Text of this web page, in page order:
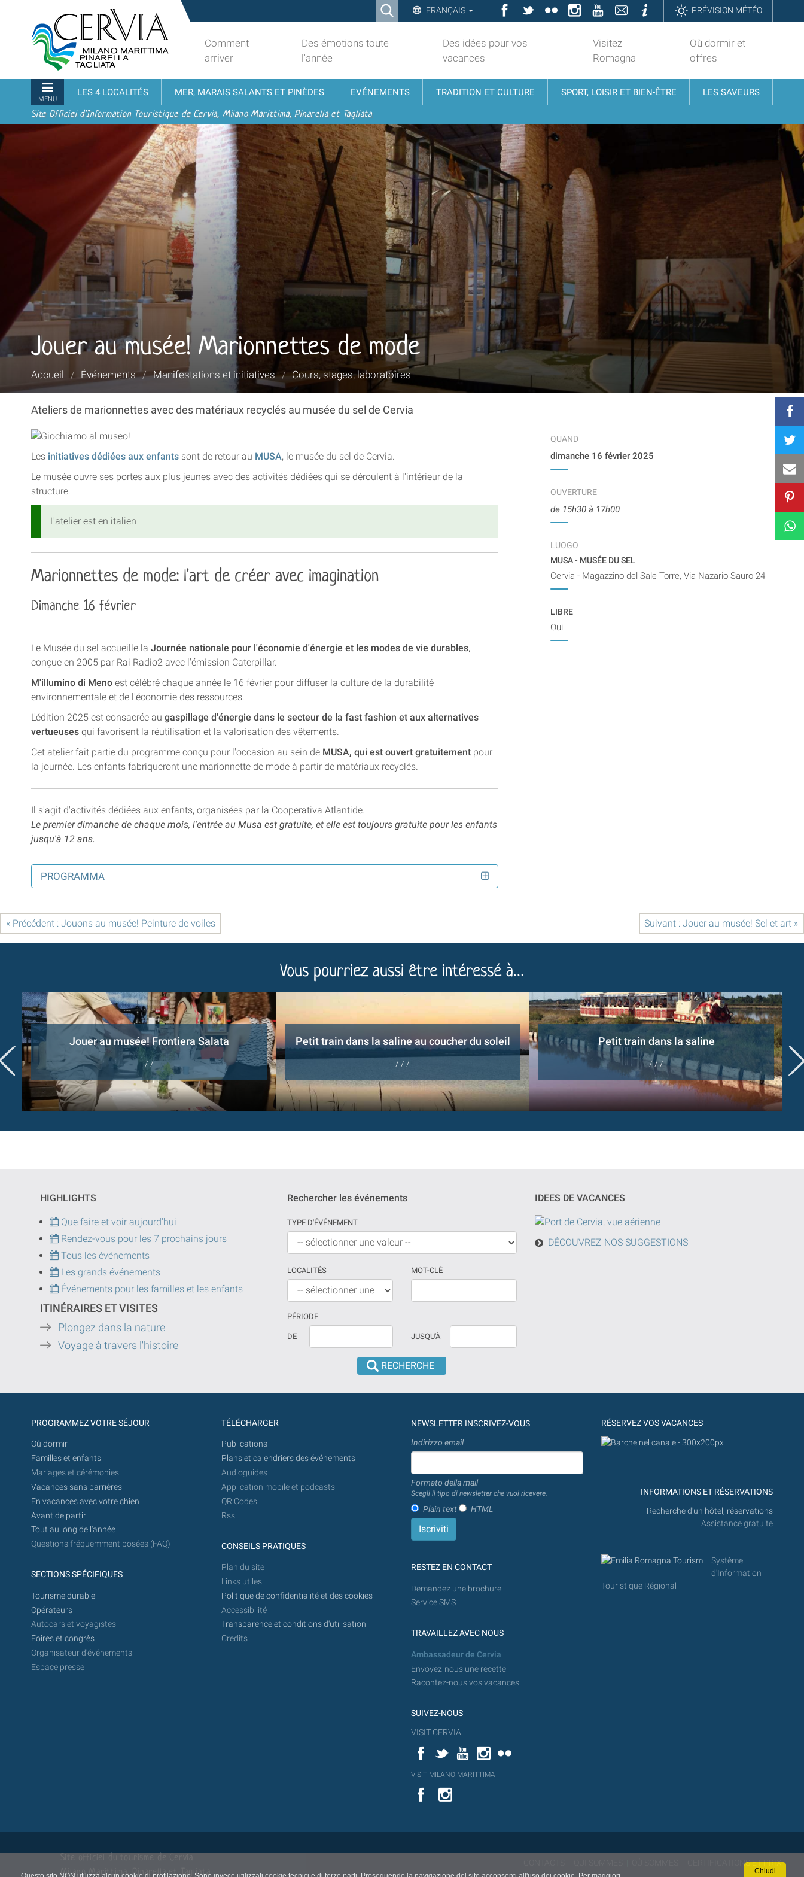
Chiudi
contenu.
à
navigation
Ricerca
Search…
FRANÇAIS Facebook
TwitterFlickrInstagramYouTubeContattiInformazioniPRÉVISION MÉTÉO
turistico
ufficiale
Cervia,
Milano
Marittima,
Pinarella,
Tagliata
Comment
arriver
Des émotions toute
l'année
Des idées pour vos
vacances
Visitez
Romagna
Où dormir et
offres
Navigation
MENU
LES 4 LOCALITÉS MER, MARAIS SALANTS ET PINÈDES EVÉNEMENTS TRADITION ET CULTURE SPORT, LOISIR ET BIEN-ÊTRE LES SAVEURS
Site Officiel d'Information Touristique de Cervia, Milano Marittima, Pinarella et Tagliata
Jouer au musée! Marionnettes de mode
Vous
êtes
Accueil / Événements / Manifestations et initiatives / Cours, stages, laboratoires
Ateliers de marionnettes avec des matériaux recyclés au musée du sel de Cervia
Les initiatives dédiées aux enfants sont de retour au MUSA, le musée du sel de Cervia.
Le musée ouvre ses portes aux plus jeunes avec des activités dédiées qui se déroulent à l'intérieur de la
structure.
L'atelier est en italien
Marionnettes de mode: l'art de créer avec imagination
Dimanche 16 février
Le Musée du sel accueille la Journée nationale pour l'économie d'énergie et les modes de vie durables,
conçue en 2005 par Rai Radio2 avec l'émission Caterpillar.
M'illumino di Meno est célébré chaque année le 16 février pour diffuser la culture de la durabilité
environnementale et de l'économie des ressources.
L'édition 2025 est consacrée au gaspillage d'énergie dans le secteur de la fast fashion et aux alternatives
vertueuses qui favorisent la réutilisation et la valorisation des vêtements.
Cet atelier fait partie du programme conçu pour l'occasion au sein de MUSA, qui est ouvert gratuitement pour
la journée. Les enfants fabriqueront une marionnette de mode à partir de matériaux recyclés.
Il s'agit d'activités dédiées aux enfants, organisées par la Cooperativa Atlantide.
Le premier dimanche de chaque mois, l'entrée au Musa est gratuite, et elle est toujours gratuite pour les enfants
jusqu'à 12 ans.
PROGRAMMA
QUAND
dimanche 16 février 2025
OUVERTURE
de 15h30 à 17h00
LUOGO
MUSA - MUSÉE DU SEL
Cervia - Magazzino del Sale Torre, Via Nazario Sauro 24
LIBRE
Oui
« Précédent : Jouons au musée! Peinture de voiles Suivant : Jouer au musée! Sel et art »
Vous pourriez aussi être intéressé à…
Jouer au musée! Frontiera Salata
/ /
Petit train dans la saline au coucher du soleil
/ / /
Petit train dans la saline
/ / /
HIGHLIGHTS
Que faire et voir aujourd'hui
Rendez-vous pour les 7 prochains jours
Tous les événements
Les grands événements
Événements pour les familles et les enfants
ITINÉRAIRES ET VISITES
Plongez dans la nature
Voyage à travers l'histoire
Rechercher les événements
TYPE D'ÉVÉNEMENT
LOCALITÉS MOT-CLÉ
PÉRIODE
Si
aucune
à
d'aujourd'hui
La
DE JUSQU'À
IDEES DE VACANCES
DÉCOUVREZ NOS SUGGESTIONS
PROGRAMMEZ VOTRE SÉJOUR
Où dormir
Familles et enfants
Mariages et cérémonies
Vacances sans barrières
En vacances avec votre chien
Avant de partir
Tout au long de l'année
Questions fréquemment posées (FAQ)
SECTIONS SPÉCIFIQUES
Tourisme durable
Opérateurs
Autocars et voyagistes
Foires et congrès
Organisateur d'événements
Espace presse
TÉLÉCHARGER
Publications
Plans et calendriers des événements
Audioguides
Application mobile et podcasts
QR Codes
Rss
CONSEILS PRATIQUES
Plan du site
Links utiles
Politique de confidentialité et des cookies
Accessibilité
Transparence et conditions d'utilisation
Credits
NEWSLETTER INSCRIVEZ-VOUS
Indirizzo email
Formato della mail
Scegli il tipo di newsletter che vuoi ricevere.
Plain text HTML
RESTEZ EN CONTACT
Demandez une brochure
Service SMS
TRAVAILLEZ AVEC NOUS
Ambassadeur de Cervia
Envoyez-nous une recette
Racontez-nous vos vacances
SUIVEZ-NOUS
VISIT CERVIA
FacebookTwitterYouTubeInstagram
YouT
VISIT MILANO MARITTIMA
Flick
VISIT
MILANO
YouTube
RÉSERVEZ VOS VACANCES
INFORMATIONS ET RÉSERVATIONS
Recherche d'un hôtel, réservations
Assistance gratuite
Système
d'Information
Touristique Régional
Milano Marittima, Pinarella et Tagliata
CERTIFICATIONS ET PRIX